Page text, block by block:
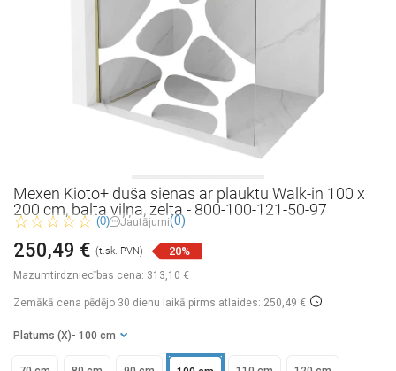
Mexen Kioto+ duša sienas ar plauktu Walk-in 100 x
200 cm, balta viļņa, zelta - 800-100-121-50-97
(0) Jautājumi(0)
Mazumtirdzniecības cena: 313,10 €
250,49 € (t.sk. PVN) 20%
Zemākā cena pēdējo 30 dienu laikā pirms atlaides: 250,49 €
Platums (X) - 100 cm